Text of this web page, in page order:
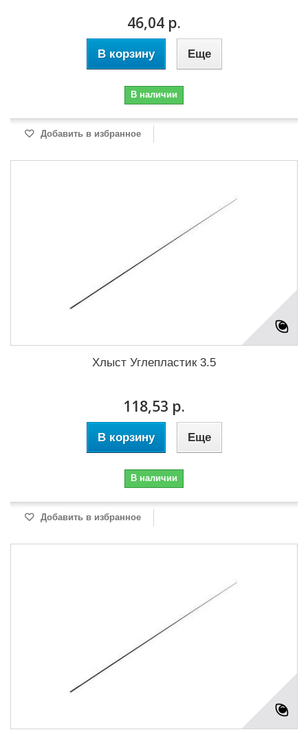
46,04 р.
В корзину Еще
В наличии
Добавить в избранное
Хлыст Углепластик 3.5
118,53 р.
В корзину Еще
В наличии
Добавить в избранное